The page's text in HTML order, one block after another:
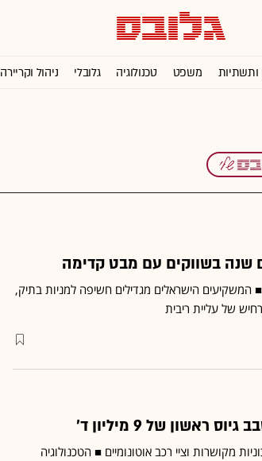
ותשתיות משפט טכנולוגיה גלובלי ניהול וקריירה
שנה בשווקים עם מבט קדימה
המשקיעים הישראלים מגדילים חשיפה למניות בתיק,
של עליית ריבית
מקושרות וציי רכב אוטונומיים ■ הטכנולוגיה